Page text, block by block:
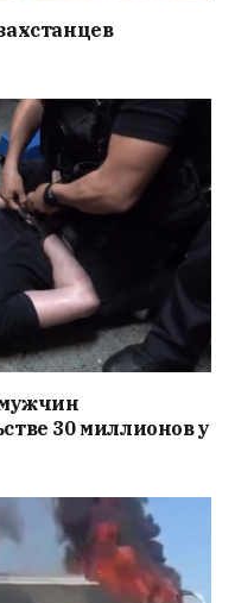
мужчин
30 миллионов у